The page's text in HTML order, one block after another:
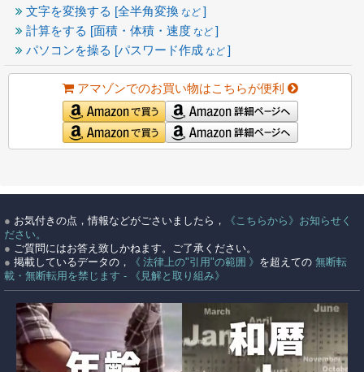
文字を変換する [全半角変換 など ]
計算をする [面積・体積・速度 など ]
パソコンを操る [パスワード作成 など ]
アマゾンでのお買い物はこちらが便利
● お気付きの点，情報などがごさいましたら，
《こちらから》お知らせく
ださい。
● ご質問にはお答え致しかねます。ご了承ください。
● 掲載しているデータの， 《 法律上の"引用"の範囲 》 を超えての 無断転
載・無断転用を禁じます - 《見解と取り組み》